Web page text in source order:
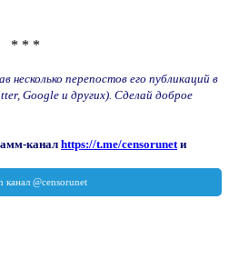
* * *
перепостов его публикаций в
Google и других). Сделай доброе
канал https://t.me/censorunet и